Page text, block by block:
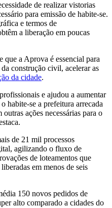
de realizar vistorias
para emissão de habite-se.
e termos de
a liberação em poucas
que a Aprova é essencial para
construção civil, acelerar as
da cidade.
e ajudou a aumentar
habite-se a prefeitura arrecada
ações necessárias para o
de 21 mil processos
agilizando o fluxo de
de loteamentos que
em menos de seis
150 novos pedidos de
alto comparado a cidades do